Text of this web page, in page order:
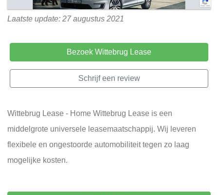
Laatste update: 27 augustus 2021
Bezoek Wittebrug Lease
Schrijf een review
Wittebrug Lease - Home Wittebrug Lease is een
middelgrote universele leasemaatschappij. Wij leveren
flexibele en ongestoorde automobiliteit tegen zo laag
mogelijke kosten.